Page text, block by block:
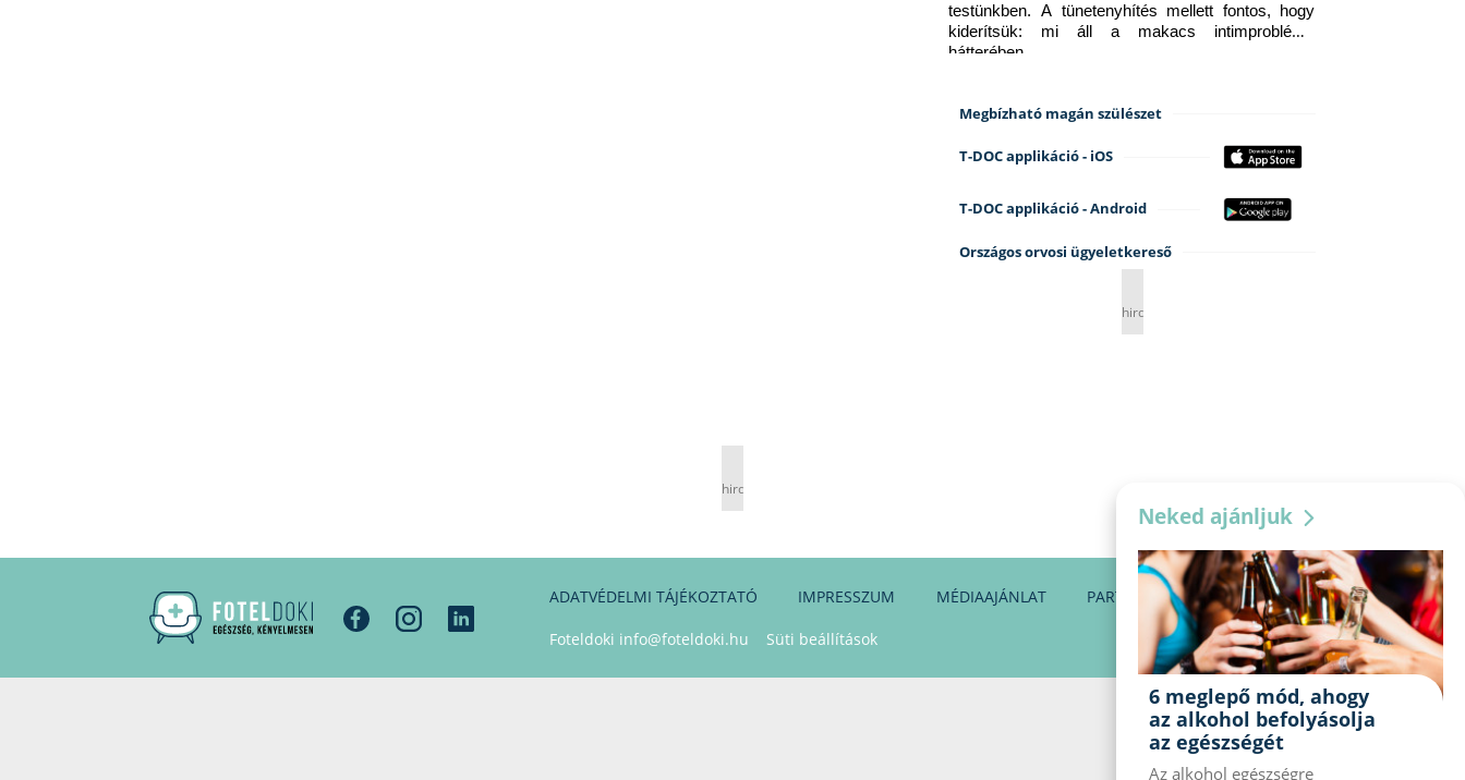
testünkben. A tünetenyhítés mellett fontos, hogy
kiderítsük: mi áll a makacs intimprobléma
hátterében.
Megbízható magán szülészet
T-DOC applikáció - iOS
T-DOC applikáció - Android
Országos orvosi ügyeletkereső
hirdetés
hirdetés
ADATVÉDELMI TÁJÉKOZTATÓ IMPRESSZUM MÉDIAAJÁNLAT PARTNEREINK KAPCSOLAT
Foteldoki info@foteldoki.hu Süti beállítások
Neked ajánljuk
6 meglepő mód, ahogy
az alkohol befolyásolja
az egészségét
Az alkohol egészségre